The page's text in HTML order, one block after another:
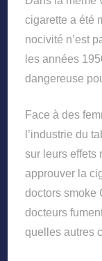
cigarette a été
nocivité n’est
les années
dangereuse
Face à des
l’industrie du
sur leurs effets
approuver la
doctors smoke
docteurs
quelles autres